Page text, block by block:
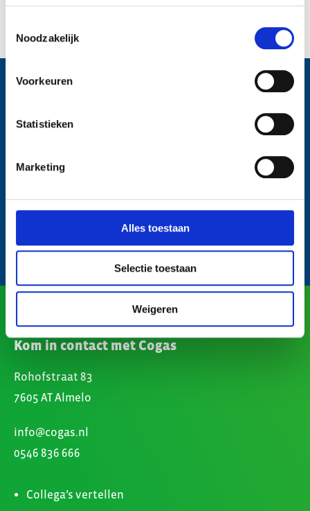
Noodzakelijk
Voorkeuren
Statistieken
Marketing
Alles toestaan
Selectie toestaan
Weigeren
Presenteer jezelf
Ben je er klaar voor om vol energie te werken aan je
met elkaar kennis moeten maken.
Kom in contact met Cogas
Rohofstraat 83
7605 AT Almelo
info@cogas.nl
0546 836 666
Collega’s vertellen